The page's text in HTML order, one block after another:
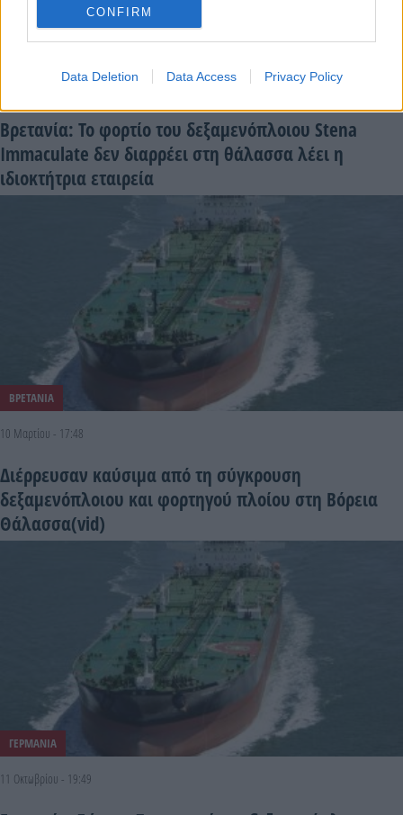
CONFIRM
Data Deletion Data Access Privacy Policy
Βρετανία: Το φορτίο του δεξαμενόπλοιου Stena
Immaculate δεν διαρρέει στη θάλασσα λέει η
ιδιοκτήτρια εταιρεία
ΒΡΕΤΑΝΙΑ
10 Μαρτίου - 17:48
Διέρρευσαν καύσιμα από τη σύγκρουση
δεξαμενόπλοιου και φορτηγού πλοίου στη Βόρεια
Θάλασσα(vid)
ΓΕΡΜΑΝΙΑ
11 Οκτωβρίου - 19:49